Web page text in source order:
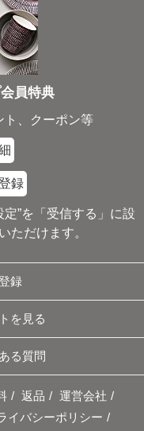
員特典
ト、クーポン等
録
定”を「受信する」に設
ただけます。
録
を見る
る質問
/ 返品 / 運営会社 /
イバシーポリシー /